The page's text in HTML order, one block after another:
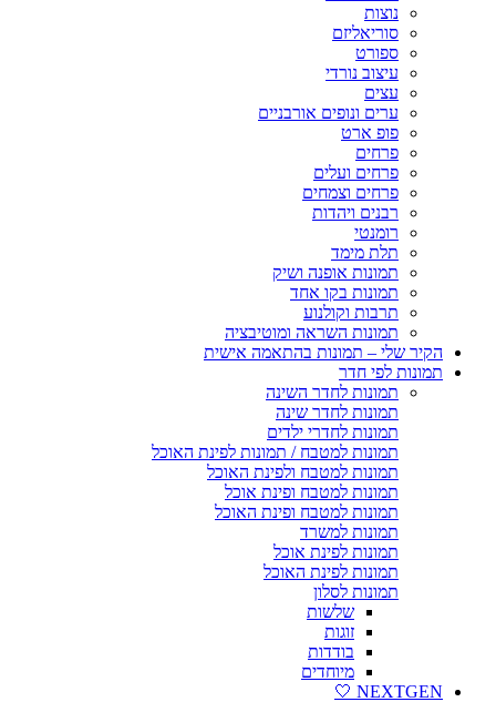
נוצות
סוריאליזם
ספורט
עיצוב נורדי
עצים
ערים ונופים אורבניים
פופ ארט
פרחים
פרחים ועלים
פרחים וצמחים
רבנים ויהדות
רומנטי
תלת מימד
תמונות אופנה ושיק
תמונות בקו אחד
תרבות וקולנוע
תמונות השראה ומוטיבציה
הקיר שלי – תמונות בהתאמה אישית
תמונות לפי חדר
תמונות לחדר השינה
תמונות לחדר שינה
תמונות לחדרי ילדים
תמונות למטבח / תמונות לפינת האוכל
תמונות למטבח ולפינת האוכל
תמונות למטבח ופינת אוכל
תמונות למטבח ופינת האוכל
תמונות למשרד
תמונות לפינת אוכל
תמונות לפינת האוכל
תמונות לסלון
שלשות
זוגות
בודדות
מיוחדים
NEXTGEN 🤍